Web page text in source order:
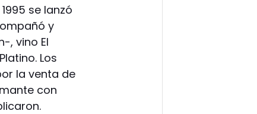
se lanzó
y
, vino El
Los
la venta de
con